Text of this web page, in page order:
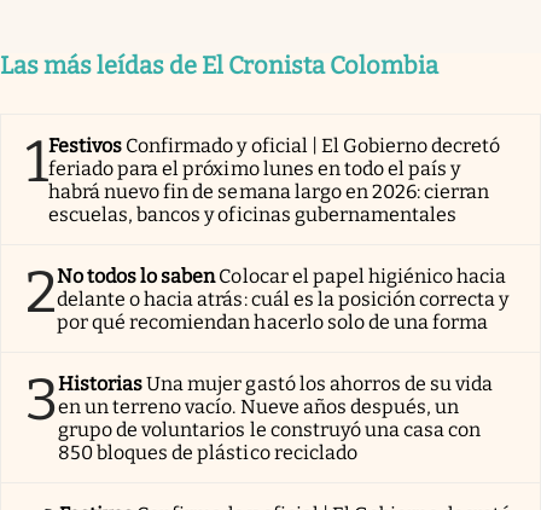
Las más leídas de El Cronista Colombia
1Festivos Confirmado y oficial | El Gobierno decretó
feriado para el próximo lunes en todo el país y
habrá nuevo fin de semana largo en 2026: cierran
escuelas, bancos y oficinas gubernamentales
2No todos lo sabenColocar el papel higiénico hacia
delante o hacia atrás: cuál es la posición correcta y
por qué recomiendan hacerlo solo de una forma
3HistoriasUna mujer gastó los ahorros de su vida
en un terreno vacío. Nueve años después, un
grupo de voluntarios le construyó una casa con
850 bloques de plástico reciclado